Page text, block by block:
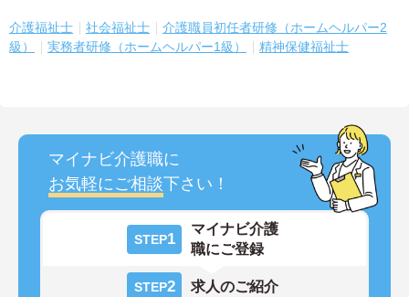
介護福祉士 社会福祉士
介護職員初任者研修（ホームヘルパー2
級）
実務者研修（ホームヘルパー1級） 精神保健福祉士
マイナビ介護職に
お気軽にご相談下さい！
STEP1
マイナビ介護
職にご登録
STEP2 求人のご紹介